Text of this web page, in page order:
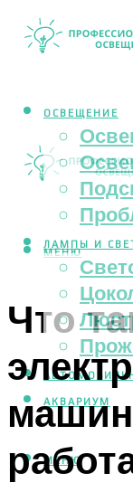
ОСВЕЩЕНИЕ
ЛАМПЫ И
АКВАРИУМ
МЕНЮ
МЕНЮ
Что